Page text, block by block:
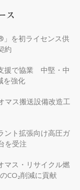
ス
」を初ライセンス供
約
援で協業 中堅・中
を強化
マス搬送設備改造工
ント拡張向け高圧ガ
を受注
マス・リサイクル燃
CO₂削減に貢献